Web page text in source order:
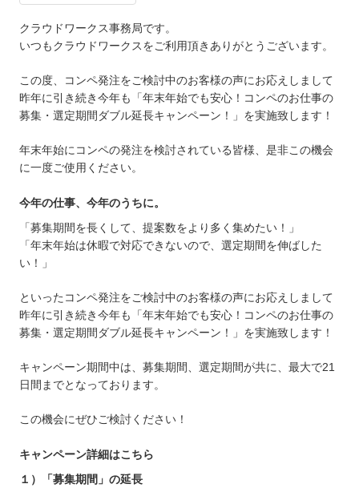
クラウドワークス事務局です。
いつもクラウドワークスをご利用頂きありがとうございます。
この度、コンペ発注をご検討中のお客様の声にお応えしまして
昨年に引き続き今年も「年末年始でも安心！コンペのお仕事の
募集・選定期間ダブル延長キャンペーン！」を実施致します！
年末年始にコンペの発注を検討されている皆様、是非この機会
に一度ご使用ください。
今年の仕事、今年のうちに。
「募集期間を長くして、提案数をより多く集めたい！」
「年末年始は休暇で対応できないので、選定期間を伸ばした
い！」
といったコンペ発注をご検討中のお客様の声にお応えしまして
昨年に引き続き今年も「年末年始でも安心！コンペのお仕事の
募集・選定期間ダブル延長キャンペーン！」を実施致します！
キャンペーン期間中は、募集期間、選定期間が共に、最大で21
日間までとなっております。
この機会にぜひご検討ください！
キャンペーン詳細はこちら
１）「募集期間」の延長